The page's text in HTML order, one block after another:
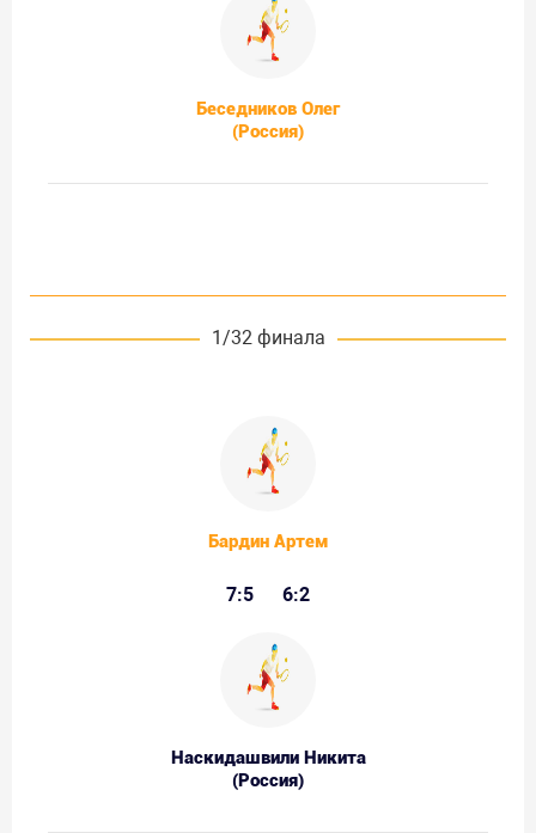
Беседников Олег
(Россия)
1/32 финала
Бардин Артем
7:5 6:2
Наскидашвили Никита
(Россия)